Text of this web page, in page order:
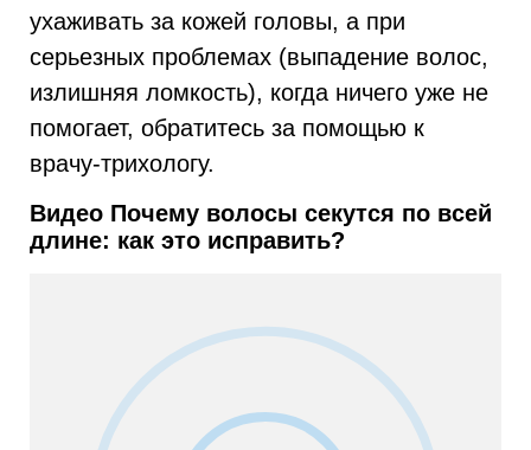
ухаживать за кожей головы, а при
серьезных проблемах (выпадение волос,
излишняя ломкость), когда ничего уже не
помогает, обратитесь за помощью к
врачу-трихологу.
Видео Почему волосы секутся по всей
длине: как это исправить?